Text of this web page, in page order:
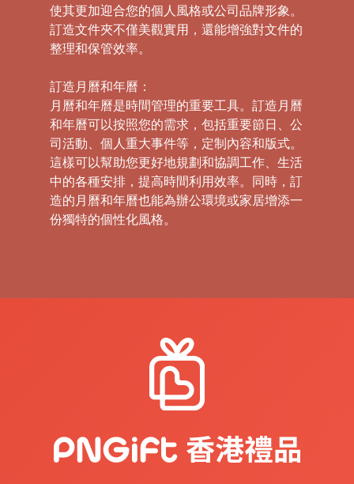
使其更加迎合您的個人風格或公司品牌形象。
訂造文件夾不僅美觀實用，還能增強對文件的
整理和保管效率。
訂造月曆和年曆：
月曆和年曆是時間管理的重要工具。訂造月曆
和年曆可以按照您的需求，包括重要節日、公
司活動、個人重大事件等，定制內容和版式。
這樣可以幫助您更好地規劃和協調工作、生活
中的各種安排，提高時間利用效率。同時，訂
造的月曆和年曆也能為辦公環境或家居增添一
份獨特的個性化風格。